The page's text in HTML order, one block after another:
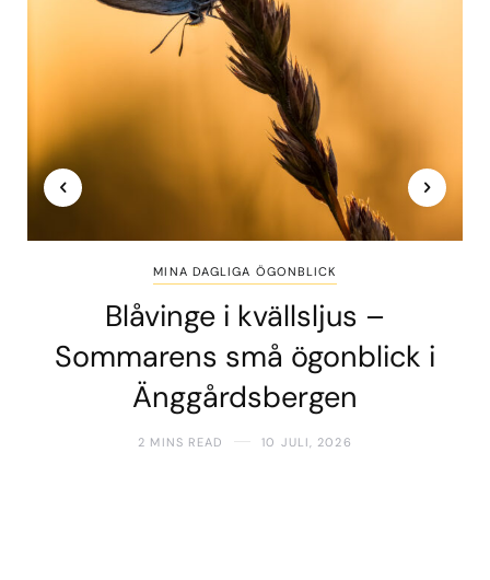
MINA DAGLIGA ÖGONBLICK
Blåvinge i kvällsljus –
Sommarens små ögonblick i
Änggårdsbergen
2 MINS READ 10 JULI, 2026